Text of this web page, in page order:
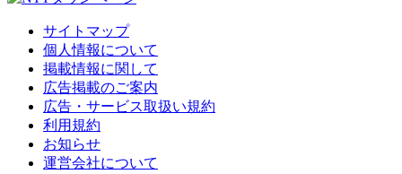
サイトマップ
個人情報について
掲載情報に関して
広告掲載のご案内
広告・サービス取扱い規約
利用規約
お知らせ
運営会社について